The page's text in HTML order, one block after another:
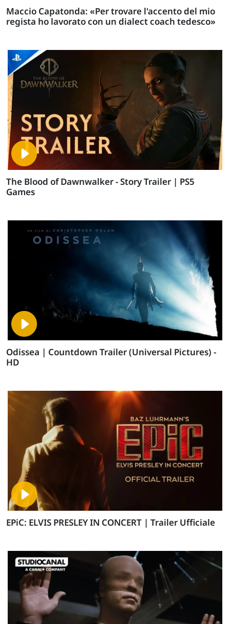
Maccio Capatonda: «Per trovare l'accento del mio
regista ho lavorato con un dialect coach tedesco»
The Blood of Dawnwalker - Story Trailer | PS5
Games
Odissea | Countdown Trailer (Universal Pictures) -
HD
EPiC: ELVIS PRESLEY IN CONCERT | Trailer Ufficiale